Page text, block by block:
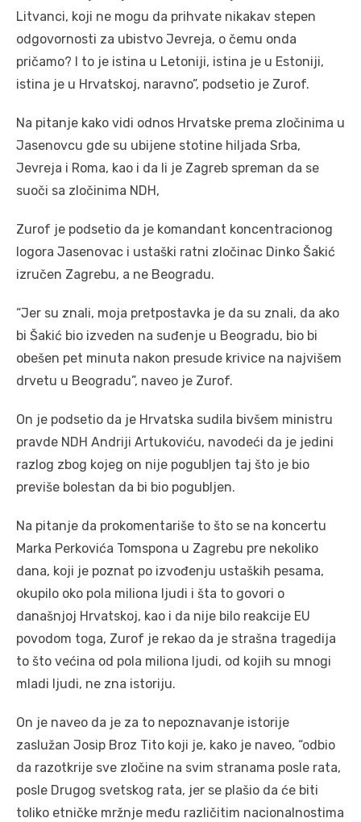
Litvanci, koji ne mogu da prihvate nikakav stepen
odgovornosti za ubistvo Jevreja, o čemu onda
pričamo? I to je istina u Letoniji, istina je u Estoniji,
istina je u Hrvatskoj, naravno”, podsetio je Zurof.
Na pitanje kako vidi odnos Hrvatske prema zločinima u
Jasenovcu gde su ubijene stotine hiljada Srba,
Jevreja i Roma, kao i da li je Zagreb spreman da se
suoči sa zločinima NDH,
Zurof je podsetio da je komandant koncentracionog
logora Jasenovac i ustaški ratni zločinac Dinko Šakić
izručen Zagrebu, a ne Beogradu.
“Jer su znali, moja pretpostavka je da su znali, da ako
bi Šakić bio izveden na suđenje u Beogradu, bio bi
obešen pet minuta nakon presude krivice na najvišem
drvetu u Beogradu”, naveo je Zurof.
On je podsetio da je Hrvatska sudila bivšem ministru
pravde NDH Andriji Artukoviću, navodeći da je jedini
razlog zbog kojeg on nije pogubljen taj što je bio
previše bolestan da bi bio pogubljen.
Na pitanje da prokomentariše to što se na koncertu
Marka Perkovića Tomspona u Zagrebu pre nekoliko
dana, koji je poznat po izvođenju ustaških pesama,
okupilo oko pola miliona ljudi i šta to govori o
današnjoj Hrvatskoj, kao i da nije bilo reakcije EU
povodom toga, Zurof je rekao da je strašna tragedija
to što većina od pola miliona ljudi, od kojih su mnogi
mladi ljudi, ne zna istoriju.
On je naveo da je za to nepoznavanje istorije
zaslužan Josip Broz Tito koji je, kako je naveo, “odbio
da razotkrije sve zločine na svim stranama posle rata,
posle Drugog svetskog rata, jer se plašio da će biti
toliko etničke mržnje među različitim nacionalnostima